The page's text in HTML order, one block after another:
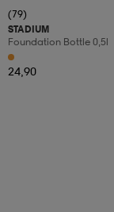
(79)
STADIUM
Foundation Bottle 0,5l
24,90